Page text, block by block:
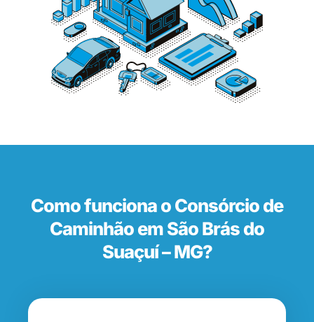
Como funciona o Consórcio de
Caminhão em São Brás do
Suaçuí – MG?